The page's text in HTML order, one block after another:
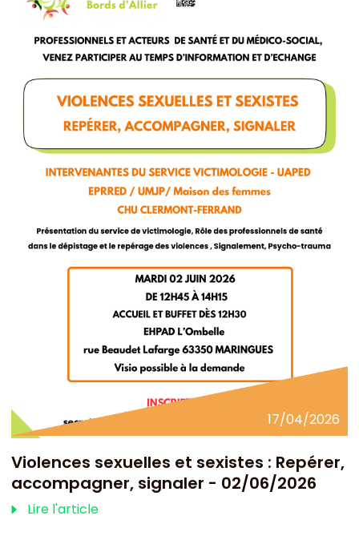
17/04/2026
Violences sexuelles et sexistes : Repérer,
accompagner, signaler - 02/06/2026
Lire l'article